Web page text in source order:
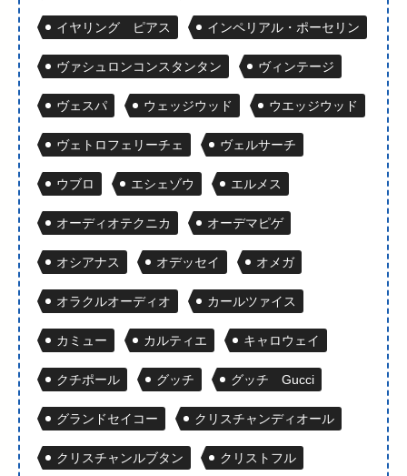
イヤリング ピアス インペリアル・ポーセリン
ヴァシュロンコンスタンタン ヴィンテージ
ヴェスパ ウェッジウッド ウエッジウッド
ヴェトロフェリーチェ ヴェルサーチ
ウブロ エシェゾウ エルメス
オーディオテクニカ オーデマピゲ
オシアナス オデッセイ オメガ
オラクルオーディオ カールツァイス
カミュー カルティエ キャロウェイ
クチポール グッチ グッチ Gucci
グランドセイコー クリスチャンディオール
クリスチャンルブタン クリストフル